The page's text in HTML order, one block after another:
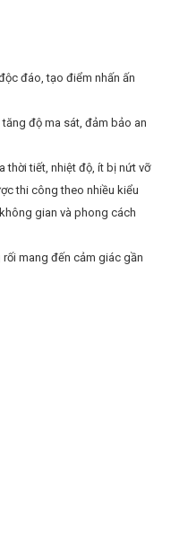
đáo, tạo điểm nhấn ấn
độ ma sát, đảm bảo an
thời tiết, nhiệt độ, ít bị nứt vỡ
thi công theo nhiều kiểu
gian và phong cách
mang đến cảm giác gần